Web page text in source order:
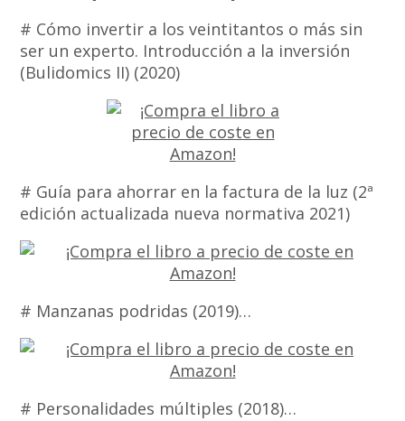
# Cómo invertir a los veintitantos o más sin
ser un experto. Introducción a la inversión
(Bulidomics II) (2020)
# Guía para ahorrar en la factura de la luz (2ª
edición actualizada nueva normativa 2021)
# Manzanas podridas (2019)…
# Personalidades múltiples (2018)…